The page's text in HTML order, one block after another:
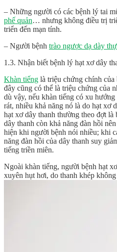
– Những người có các bệnh lý tai
phế quản… nhưng không điều trị
triển đến mạn tính.
– Người bệnh trào ngược dạ dày
1.3. Nhận biết bệnh lý hạt xơ dây
Khàn tiếng là triệu chứng chính
đây cũng có thể là triệu chứng của
dù vậy, nếu khàn tiếng có xu
rát, nhiều khả năng nó là do hạt xơ
hạt xơ dây thanh thường theo đợt
dây thanh còn khả năng đàn hồi
hiện khi người bệnh nói nhiều; khi
năng đàn hồi của dây thanh suy
tiếng triền miên.
Ngoài khàn tiếng, người bệnh hạt
xuyên hụt hơi, do thanh khép